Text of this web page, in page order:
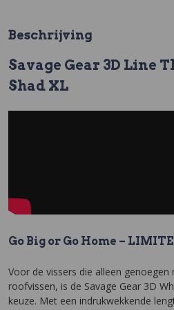
Beschrijving
Savage Gear 3D Line
Shad XL
Go Big or Go Home –
Voor de vissers die alleen
roofvissen, is de Savage Gear 3D
keuze. Met een indrukwekkende